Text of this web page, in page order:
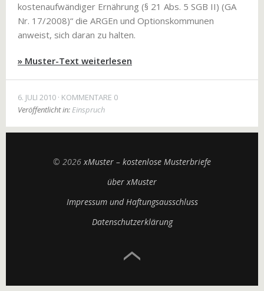
kostenaufwändiger Ernährung (§ 21 Abs. 5 SGB II) (GA
Nr. 17/2008)“ die ARGEn und Optionskommunen
anweist, sich daran zu halten.
» Muster-Text weiterlesen
6. JULI 2010 KOMMENTARE 0
Veröffentlicht in:Einspruch
© 2026xMuster – kostenlose Musterbriefe
über xMuster
Impressum und Haftungsausschluss
Datenschutzerklärung